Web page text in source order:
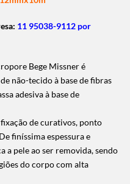
11 95038-9112 por
Bege Missner é
não-tecido à base de fibras
adesiva à base de
de curativos, ponto
finíssima espessura e
a pele ao ser removida, sendo
do corpo com alta